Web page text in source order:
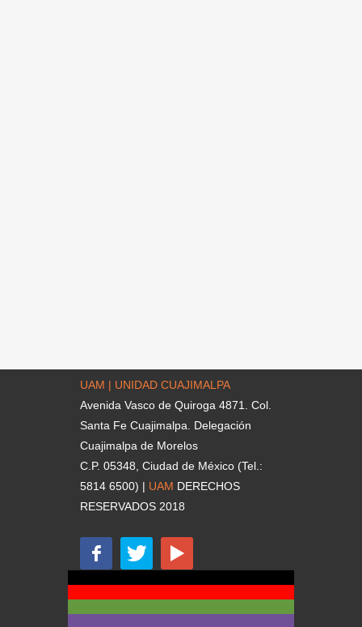
UAM | UNIDAD CUAJIMALPA
Avenida Vasco de Quiroga 4871. Col.
Santa Fe Cuajimalpa. Delegación
Cuajimalpa de Morelos
C.P. 05348, Ciudad de México (Tel.:
5814 6500) | UAM DERECHOS
RESERVADOS 2018